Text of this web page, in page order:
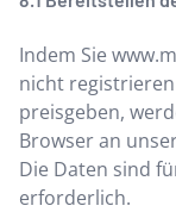
Indem Sie
nicht
preisgeben,
Browser an
Die Daten sind
erforderlich.